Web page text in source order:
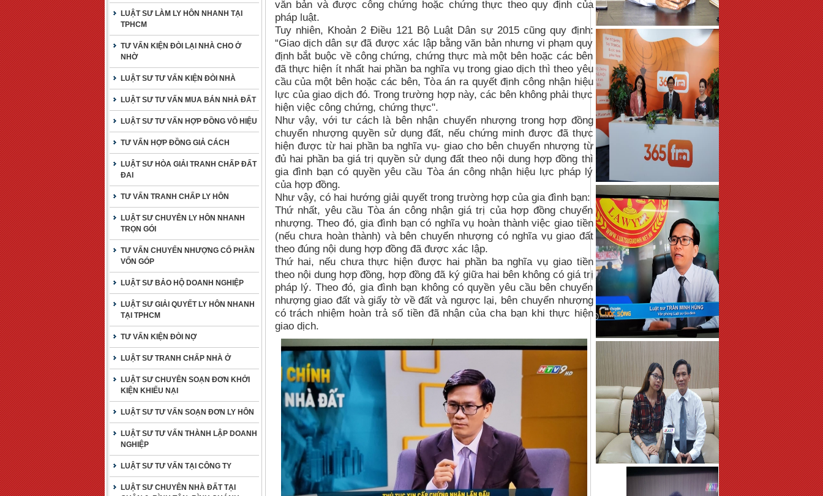
LUẬT SƯ LÀM LY HÔN NHANH TẠI
TPHCM
TƯ VẤN KIỆN ĐÒI LẠI NHÀ CHO Ở
NHỜ
LUẬT SƯ TƯ VẤN KIỆN ĐÒI NHÀ
LUẬT SƯ TƯ VẤN MUA BÁN NHÀ ĐẤT
LUẬT SƯ TƯ VẤN HỢP ĐỒNG VÔ HIỆU
TƯ VẤN HỢP ĐỒNG GIẢ CÁCH
LUẬT SƯ HÒA GIẢI TRANH CHẤP ĐẤT
ĐAI
TƯ VẤN TRANH CHẤP LY HÔN
LUẬT SƯ CHUYÊN LY HÔN NHANH
TRỌN GÓI
TƯ VẤN CHUYỂN NHƯỢNG CỔ PHẦN
VỐN GÓP
LUẬT SƯ BẢO HỘ DOANH NGHIỆP
LUẬT SƯ GIẢI QUYẾT LY HÔN NHANH
TẠI TPHCM
TƯ VẤN KIỆN ĐÒI NỢ
LUẬT SƯ TRANH CHẤP NHÀ Ở
LUẬT SƯ CHUYÊN SOẠN ĐƠN KHỞI
KIỆN KHIẾU NẠI
LUẬT SƯ TƯ VẤN SOẠN ĐƠN LY HÔN
LUẬT SƯ TƯ VẤN THÀNH LẬP DOANH
NGHIỆP
LUẬT SƯ TƯ VẤN TẠI CÔNG TY
LUẬT SƯ CHUYÊN NHÀ ĐẤT TẠI
văn bản và được công chứng hoặc chứng thực theo quy định của
pháp luật.
Tuy nhiên, Khoản 2 Điều 121 Bộ Luật Dân sự 2015 cũng quy định:
“Giao dịch dân sự đã được xác lập bằng văn bản nhưng vi phạm quy
định bắt buộc về công chứng, chứng thực mà một bên hoặc các bên
đã thực hiện ít nhất hai phần ba nghĩa vụ trong giao dịch thì theo yêu
cầu của một bên hoặc các bên, Tòa án ra quyết định công nhận hiệu
lực của giao dịch đó. Trong trường hợp này, các bên không phải thực
hiện việc công chứng, chứng thực".
Như vậy, với tư cách là bên nhận chuyển nhượng trong hợp đồng
chuyển nhượng quyền sử dụng đất, nếu chứng minh được đã thực
hiện được từ hai phần ba nghĩa vụ- giao cho bên chuyển nhượng từ
đủ hai phần ba giá trị quyền sử dụng đất theo nội dung hợp đồng thì
gia đình bạn có quyền yêu cầu Tòa án công nhận hiệu lực pháp lý
của hợp đồng.
Như vậy, có hai hướng giải quyết trong trường hợp của gia đình bạn:
Thứ nhất, yêu cầu Tòa án công nhận giá trị của hợp đồng chuyển
nhượng. Theo đó, gia đình bạn có nghĩa vụ hoàn thành việc giao tiền
(nếu chưa hoàn thành) và bên chuyển nhượng có nghĩa vụ giao đất
theo đúng nội dung hợp đồng đã được xác lập.
Thứ hai, nếu chưa thực hiện được hai phần ba nghĩa vụ giao tiền
theo nội dung hợp đồng, hợp đồng đã ký giữa hai bên không có giá trị
pháp lý. Theo đó, gia đình bạn không có quyền yêu cầu bên chuyển
nhượng giao đất và giấy tờ về đất và ngược lại, bên chuyển nhượng
có trách nhiệm hoàn trả số tiền đã nhận của cha bạn khi thực hiện
giao dịch.